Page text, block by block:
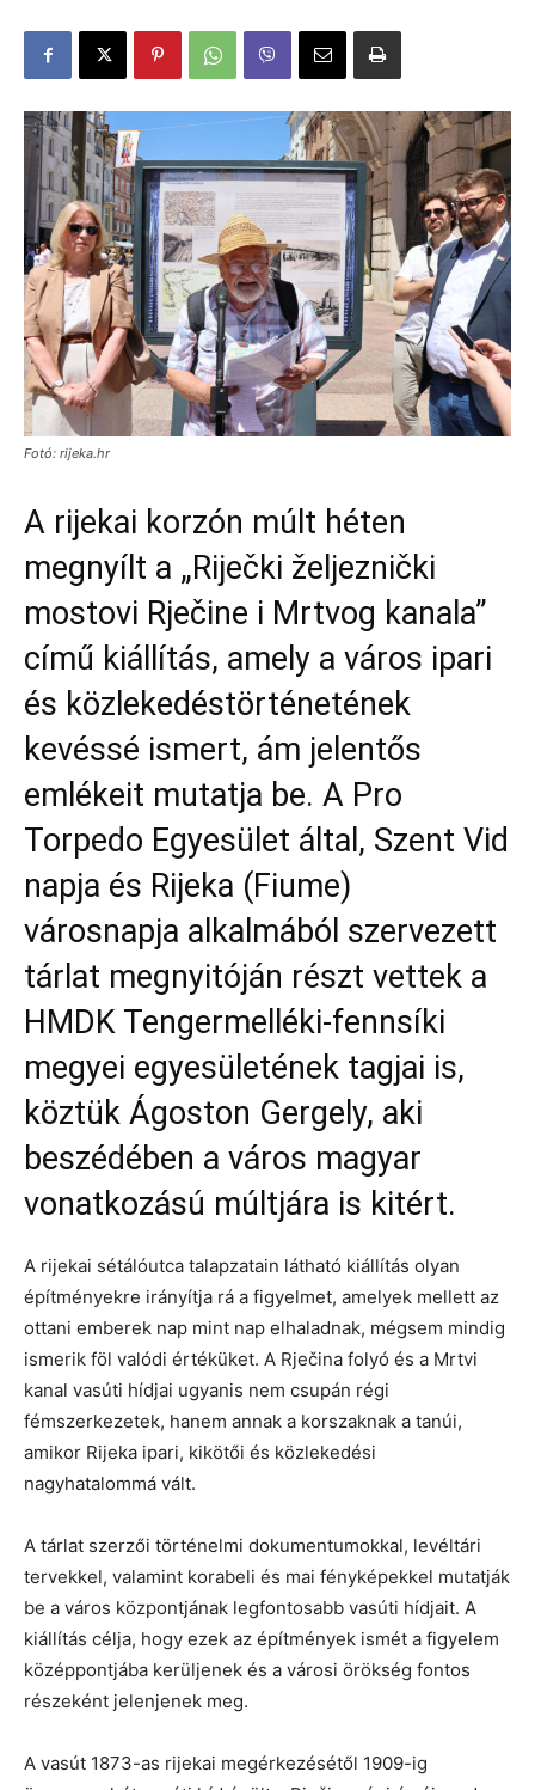
Fotó: rijeka.hr
A rijekai korzón múlt héten
megnyílt a „Riječki željeznički
mostovi Rječine i Mrtvog kanala”
című kiállítás, amely a város ipari
és közlekedéstörténetének
kevéssé ismert, ám jelentős
emlékeit mutatja be. A Pro
Torpedo Egyesület által, Szent Vid
napja és Rijeka (Fiume)
városnapja alkalmából szervezett
tárlat megnyitóján részt vettek a
HMDK Tengermelléki-fennsíki
megyei egyesületének tagjai is,
köztük Ágoston Gergely, aki
beszédében a város magyar
vonatkozású múltjára is kitért.
A rijekai sétálóutca talapzatain látható kiállítás olyan
építményekre irányítja rá a figyelmet, amelyek mellett az
ottani emberek nap mint nap elhaladnak, mégsem mindig
ismerik föl valódi értéküket. A Rječina folyó és a Mrtvi
kanal vasúti hídjai ugyanis nem csupán régi
fémszerkezetek, hanem annak a korszaknak a tanúi,
amikor Rijeka ipari, kikötői és közlekedési
nagyhatalommá vált.
A tárlat szerzői történelmi dokumentumokkal, levéltári
tervekkel, valamint korabeli és mai fényképekkel mutatják
be a város központjának legfontosabb vasúti hídjait. A
kiállítás célja, hogy ezek az építmények ismét a figyelem
középpontjába kerüljenek és a városi örökség fontos
részeként jelenjenek meg.
A vasút 1873-as rijekai megérkezésétől 1909-ig